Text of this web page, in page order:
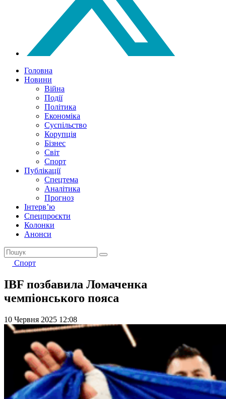
Головна
Новини
Війна
Події
Політика
Економіка
Суспільство
Корупція
Бізнес
Світ
Спорт
Публікації
Спецтема
Аналітика
Прогноз
Інтерв’ю
Спецпроєкти
Колонки
Анонси
Спорт
IBF позбавила Ломаченка
чемпіонського пояса
10 Червня 2025 12:08